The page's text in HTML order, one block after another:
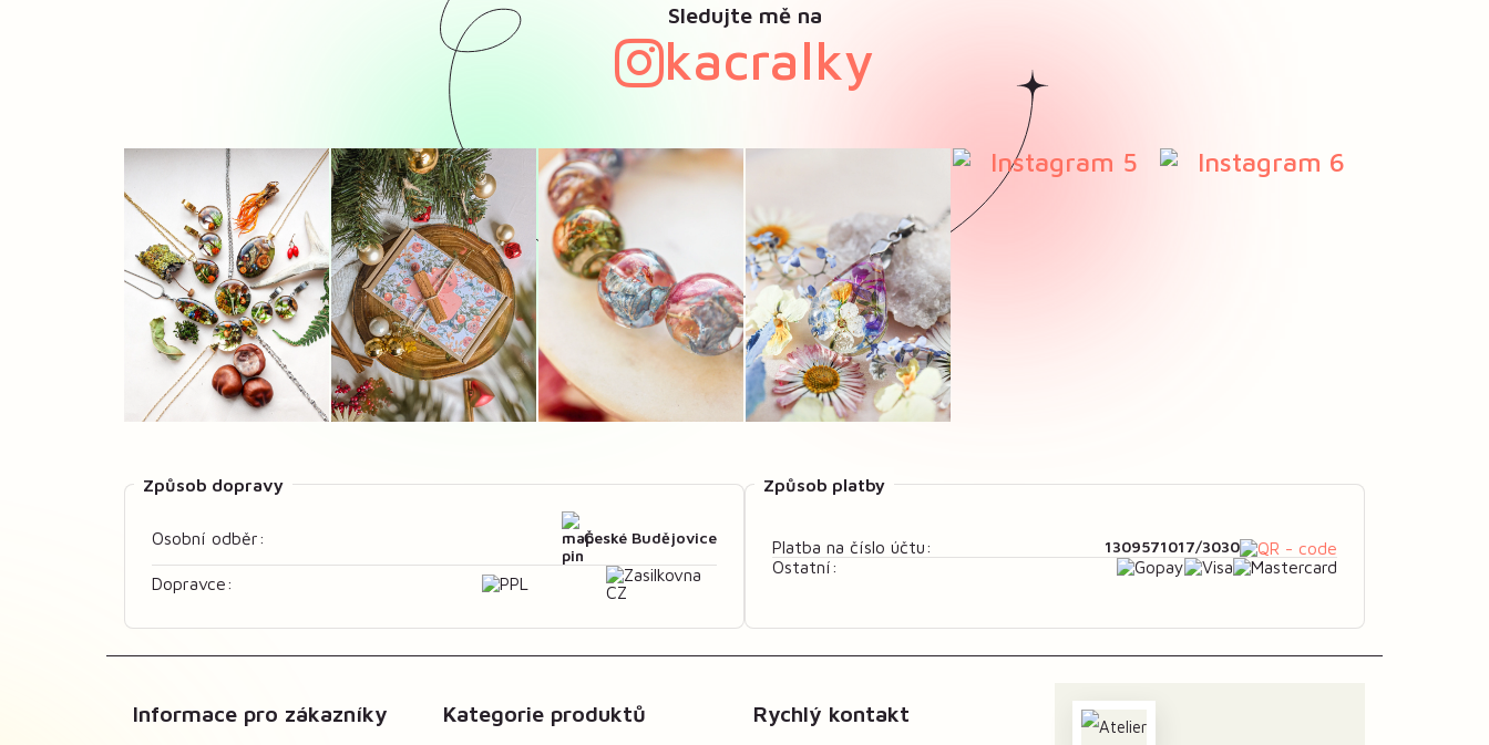
Sledujte mě na
kacralky
Způsob dopravy
Osobní odběr: České Budějovice
Dopravce:
Způsob platby
Platba na číslo účtu: 1309571017/3030
Ostatní:
Informace pro zákazníky Kategorie produktů Rychlý kontakt